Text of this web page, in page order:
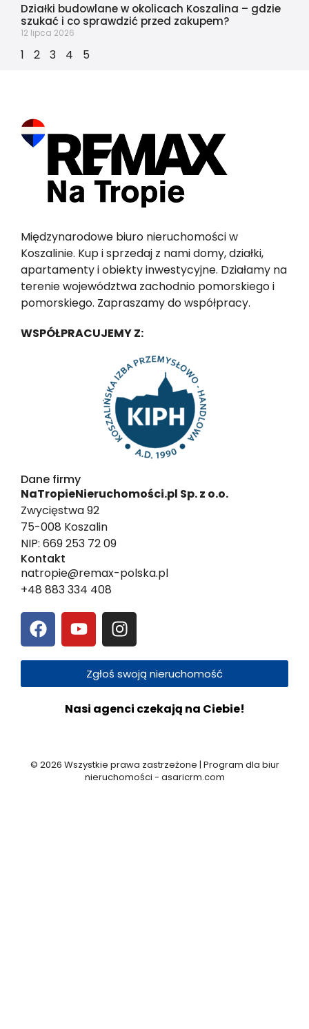
Działki budowlane w okolicach Koszalina – gdzie
szukać i co sprawdzić przed zakupem?
12 lipca 2026
1 2 3 4 5
Międzynarodowe biuro nieruchomości w
Koszalinie. Kup i sprzedaj z nami domy, działki,
apartamenty i obiekty inwestycyjne. Działamy na
terenie województwa zachodnio pomorskiego i
pomorskiego. Zapraszamy do współpracy.
WSPÓŁPRACUJEMY Z:
Dane firmy
NaTropieNieruchomości.pl Sp. z o.o.
Zwycięstwa 92
75-008 Koszalin
NIP: 669 253 72 09
Kontakt
natropie@remax-polska.pl
+48 883 334 408
Zgłoś swoją nieruchomość
Nasi agenci czekają na Ciebie!
© 2026 Wszystkie prawa zastrzeżone | Program dla biur
nieruchomości - asaricrm.com